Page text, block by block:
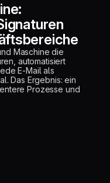
Maschine die
automatisiert
E-Mail als
Das Ergebnis: ein
Prozesse und